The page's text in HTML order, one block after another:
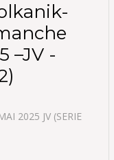
–JV -
2025 JV (SERIE